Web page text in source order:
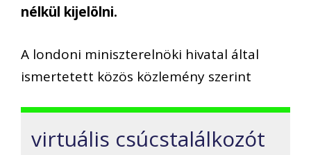
nélkül kijelölni.
A londoni miniszterelnöki hivatal által
ismertetett közös közlemény szerint
virtuális csúcstalálkozót